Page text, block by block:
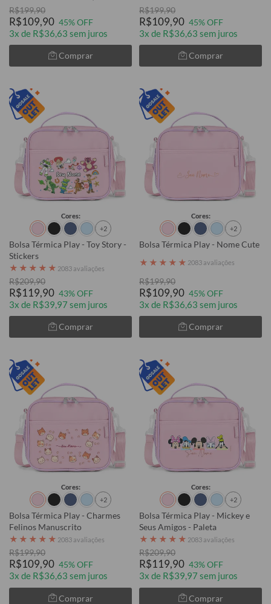
R$199,90
R$109,90 45% OFF
3x de R$36,63 sem juros
Comprar
R$199,90
R$109,90 45% OFF
3x de R$36,63 sem juros
Comprar
Cores:
+2
Bolsa Térmica Play - Toy Story -
Stickers
★ ★ ★ ★ ★ 2083 avaliações
R$209,90
R$119,90 43% OFF
3x de R$39,97 sem juros
Comprar
Cores:
+2
Bolsa Térmica Play - Nome Cute
★ ★ ★ ★ ★ 2083 avaliações
R$199,90
R$109,90 45% OFF
3x de R$36,63 sem juros
Comprar
Cores:
+2
Bolsa Térmica Play - Charmes
Felinos Manuscrito
★ ★ ★ ★ ★ 2083 avaliações
R$199,90
R$109,90 45% OFF
3x de R$36,63 sem juros
Comprar
Cores:
+2
Bolsa Térmica Play - Mickey e
Seus Amigos - Paleta
★ ★ ★ ★ ★ 2083 avaliações
R$209,90
R$119,90 43% OFF
3x de R$39,97 sem juros
Comprar